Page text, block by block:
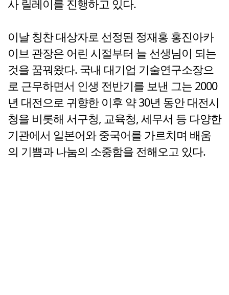
사 릴레이를 진행하고 있다.
이날 칭찬 대상자로 선정된 정재홍 홍진아카
이브 관장은 어린 시절부터 늘 선생님이 되는
것을 꿈꿔왔다. 국내 대기업 기술연구소장으
로 근무하면서 인생 전반기를 보낸 그는 2000
년 대전으로 귀향한 이후 약 30년 동안 대전시
청을 비롯해 서구청, 교육청, 세무서 등 다양한
기관에서 일본어와 중국어를 가르치며 배움
의 기쁨과 나눔의 소중함을 전해오고 있다.